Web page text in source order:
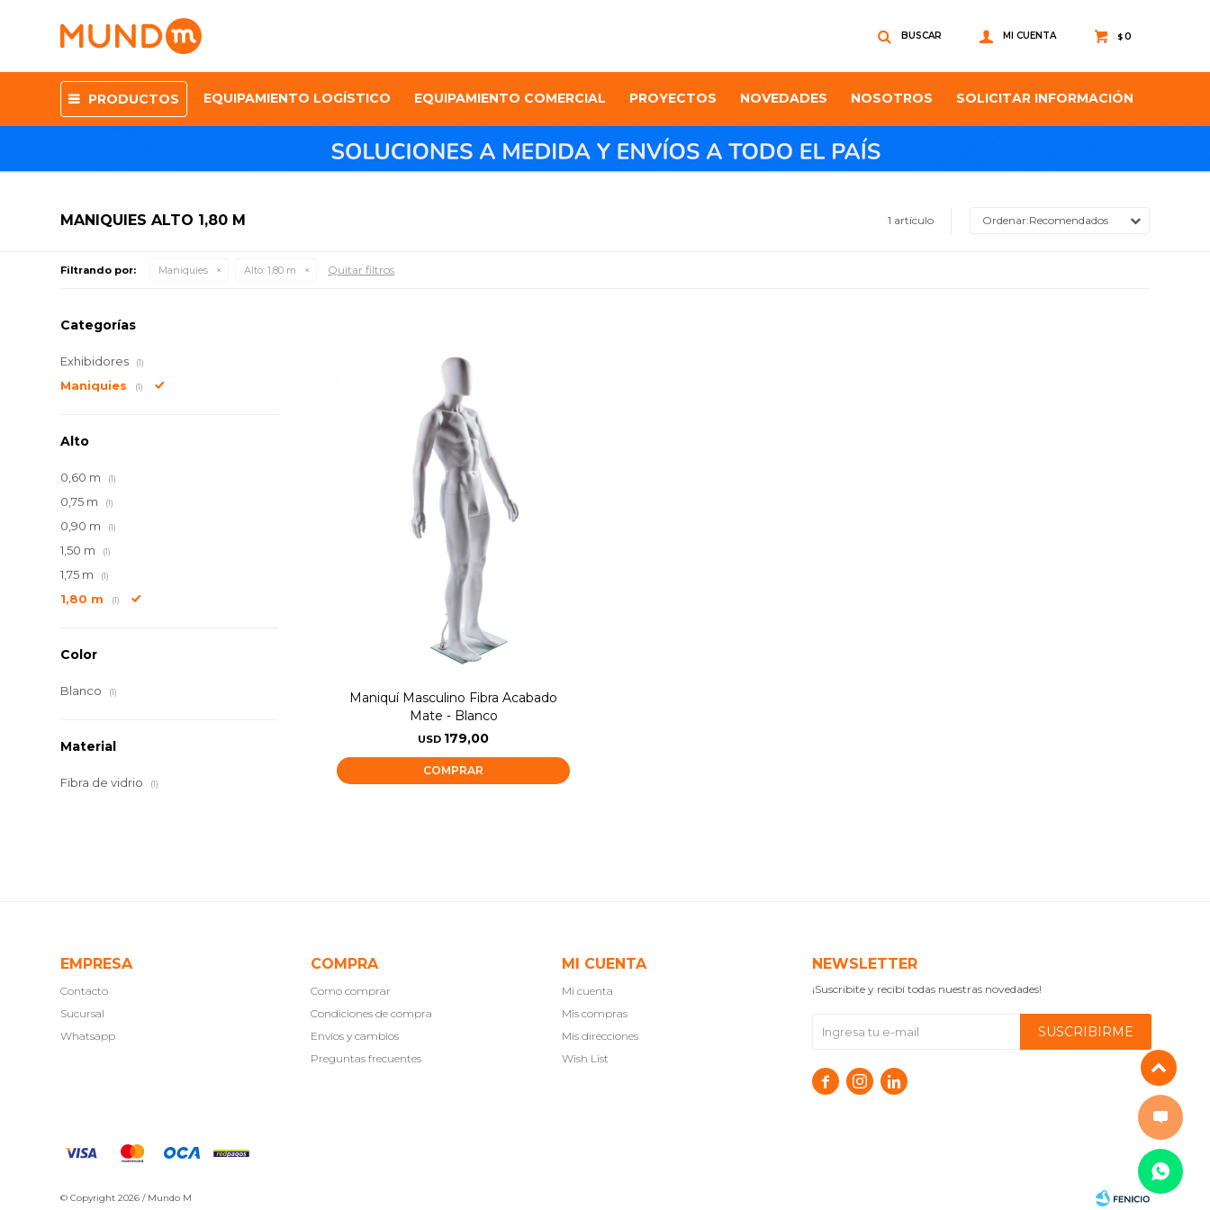
PRODUCTOS EQUIPAMIENTO LOGÍSTICO EQUIPAMIENTO COMERCIAL PROYECTOS NOVEDADES NOSOTROS SOLICITAR INFORMACIÓN
$0
MANIQUIES ALTO 1,80 M 1 artículo Recomendados
Filtrando por: Maniquies Alto: 1,80 m Quitar filtros
Maniquí Masculino Fibra Acabado
Mate - Blanco
USD 179,00
Categorías
Exhibidores (1)
Maniquies (1)
Alto
0,60 m (1)
0,75 m (1)
0,90 m (1)
1,50 m (1)
1,75 m (1)
1,80 m (1)
Color
Blanco (1)
Material
Fibra de vidrio (1)
EMPRESA
Contacto
Sucursal
Whatsapp
COMPRA
Como comprar
Condiciones de compra
Envíos y cambios
Preguntas frecuentes
MI CUENTA
Mi cuenta
Mis compras
Mis direcciones
Wish List
NEWSLETTER
¡Suscribite y recibí todas nuestras novedades!
SUSCRIBIRME
  
© Copyright 2026 / Mundo M